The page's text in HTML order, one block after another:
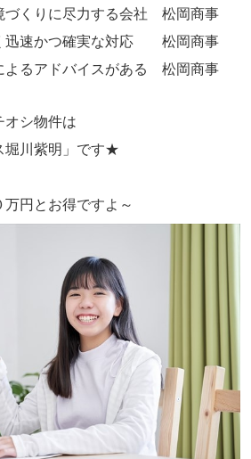
づくりに尽力する会社 松岡商事
迅速かつ確実な対応 松岡商事
よるアドバイスがある 松岡商事
オシ物件は
堀川紫明」です★
円とお得ですよ～